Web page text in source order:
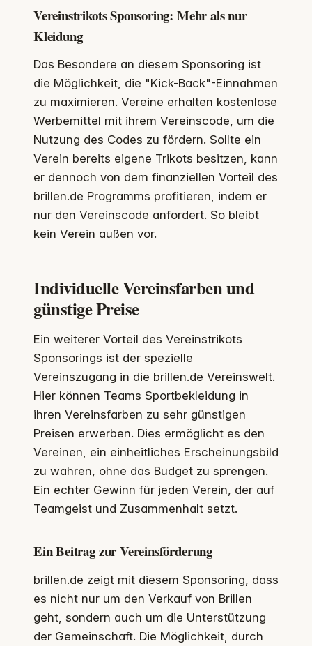
Vereinstrikots Sponsoring: Mehr als nur
Kleidung
Das Besondere an diesem Sponsoring ist
die Möglichkeit, die "Kick-Back"-Einnahmen
zu maximieren. Vereine erhalten kostenlose
Werbemittel mit ihrem Vereinscode, um die
Nutzung des Codes zu fördern. Sollte ein
Verein bereits eigene Trikots besitzen, kann
er dennoch von dem finanziellen Vorteil des
brillen.de Programms profitieren, indem er
nur den Vereinscode anfordert. So bleibt
kein Verein außen vor.
Individuelle Vereinsfarben und
günstige Preise
Ein weiterer Vorteil des Vereinstrikots
Sponsorings ist der spezielle
Vereinszugang in die brillen.de Vereinswelt.
Hier können Teams Sportbekleidung in
ihren Vereinsfarben zu sehr günstigen
Preisen erwerben. Dies ermöglicht es den
Vereinen, ein einheitliches Erscheinungsbild
zu wahren, ohne das Budget zu sprengen.
Ein echter Gewinn für jeden Verein, der auf
Teamgeist und Zusammenhalt setzt.
Ein Beitrag zur Vereinsförderung
brillen.de zeigt mit diesem Sponsoring, dass
es nicht nur um den Verkauf von Brillen
geht, sondern auch um die Unterstützung
der Gemeinschaft. Die Möglichkeit, durch